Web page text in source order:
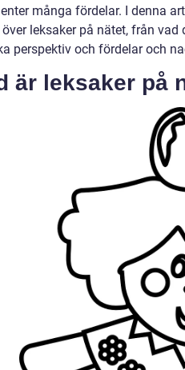
många fördelar. I denna
leksaker på nätet, från
perspektiv och fördelar och
är leksaker på